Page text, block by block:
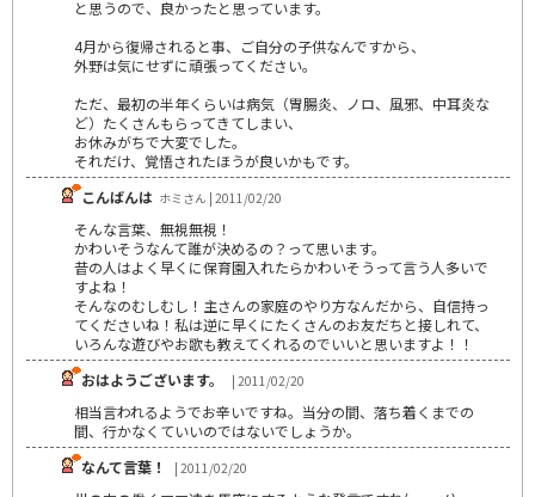
と思うので、良かったと思っています。
4月から復帰されると事、ご自分の子供なんですから、
外野は気にせずに頑張ってください。
ただ、最初の半年くらいは病気（胃腸炎、ノロ、風邪、中耳炎な
ど）たくさんもらってきてしまい、
お休みがちで大変でした。
それだけ、覚悟されたほうが良いかもです。
こんばんは ホミさん | 2011/02/20
そんな言葉、無視無視！
かわいそうなんて誰が決めるの？って思います。
昔の人はよく早くに保育園入れたらかわいそうって言う人多いで
すよね！
そんなのむしむし！主さんの家庭のやり方なんだから、自信持っ
てくださいね！私は逆に早くにたくさんのお友だちと接しれて、
いろんな遊びやお歌も教えてくれるのでいいと思いますよ！！
おはようございます。
| 2011/02/20
相当言われるようでお辛いですね。当分の間、落ち着くまでの
間、行かなくていいのではないでしょうか。
なんて言葉！
| 2011/02/20